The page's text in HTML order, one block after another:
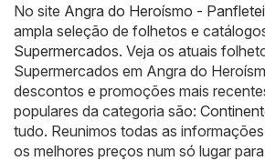
No site Angra do Heroísmo -
ampla seleção de folhetos e
Supermercados. Veja os atuais
Supermercados em Angra do
descontos e promoções mais
populares da categoria são:
tudo. Reunimos todas as
os melhores preços num só lugar